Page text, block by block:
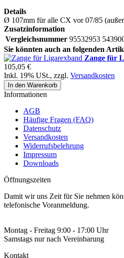
Details
Ø 107mm für alle CX vor 07/85
Zusatzinformation
Vergleichsnummer 95532953
Sie könnten auch an folgenden
Zange für
105,05 €
Inkl. 19% USt., zzgl. Versandkosten
In den Warenkorb
Informationen
AGB
Häufige Fragen (FAQ)
Datenschutz
Versandkosten
Widerrufsbelehrung
Impressum
Downloads
Öffnungszeiten
Damit wir uns Zeit für Sie nehmen
telefonische Voranmeldung.
Montag - Freitag 9:00 - 17:00 Uhr
Samstags nur nach Vereinbarung
Kontakt